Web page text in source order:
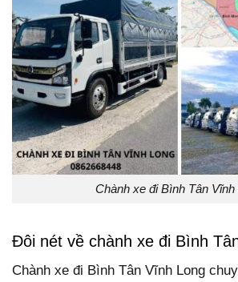
Chành xe đi Bình Tân Vĩnh
Đôi nét về chành xe đi Bình
Chành xe đi Bình Tân Vĩnh Long